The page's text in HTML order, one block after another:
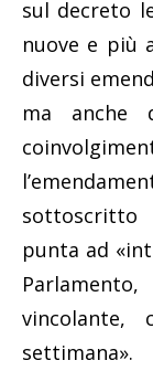
sul decreto
nuove e più
diversi
ma anche
sottoscritto
punta ad
settimana».